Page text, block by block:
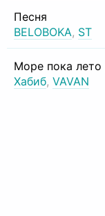
Песня
BELOBOKA, ST
Море пока лето
Хабиб, VAVAN